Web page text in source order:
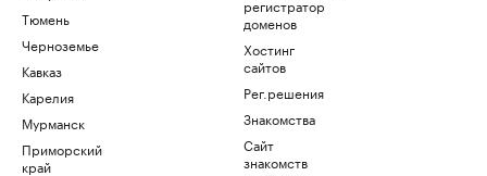
Тюмень
Черноземье
Кавказ
Карелия
Мурманск
Приморский
край
регистратор
доменов
Хостинг
сайтов
Рег.решения
Знакомства
Сайт
знакомств